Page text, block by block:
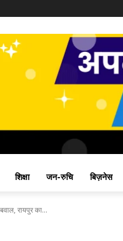
शिक्षा जन-रुचि बिज़नेस
रायपुर का...